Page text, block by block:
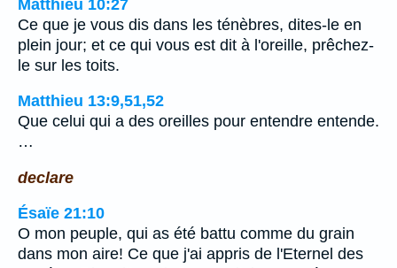
Matthieu 10:27
Ce que je vous dis dans les ténèbres, dites-le en
plein jour; et ce qui vous est dit à l'oreille, prêchez-
le sur les toits.
Matthieu 13:9,51,52
Que celui qui a des oreilles pour entendre entende.
…
declare
Ésaïe 21:10
O mon peuple, qui as été battu comme du grain
dans mon aire! Ce que j'ai appris de l'Eternel des